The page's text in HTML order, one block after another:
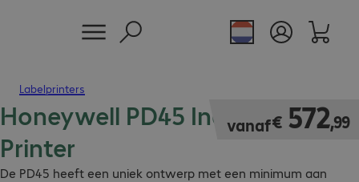
Labelprinters
Honeywell PD45 Industrial
Printer
De PD45 heeft een uniek ontwerp met een minimum aan
vanaf€ 572,99
€ 572,99